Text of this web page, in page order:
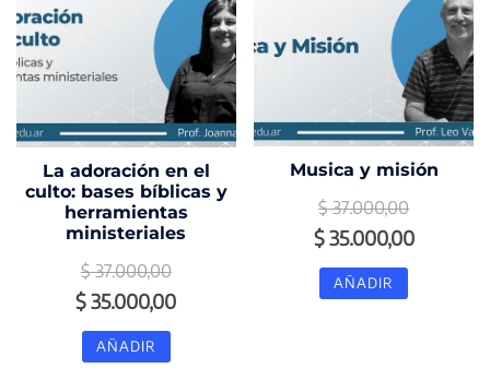
La adoración en el
culto: bases bíblicas y
herramientas
ministeriales
$37.000,00
El
precio
original
$35.000,00El
AÑADIR
Musica y misión
$37.000,00
El
precio
original
$35.000,00El
AÑADIR